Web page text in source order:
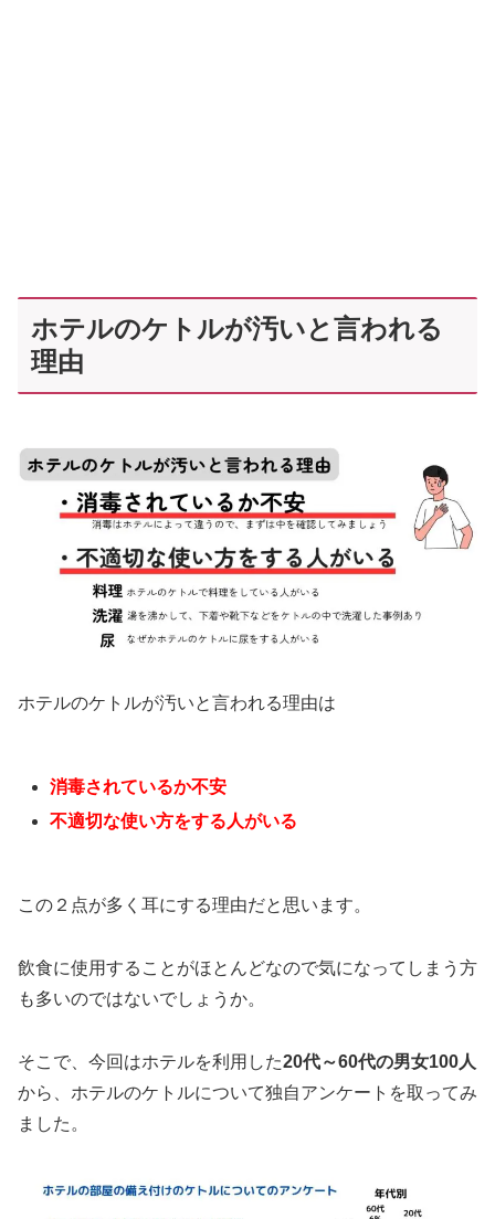
ホテルのケトルが汚いと言われる
理由
ホテルのケトルが汚いと言われる理由は
消毒されているか不安
不適切な使い方をする人がいる
この２点が多く耳にする理由だと思います。
飲食に使用することがほとんどなので気になってしまう方
も多いのではないでしょうか。
そこで、今回はホテルを利用した20代～60代の男女100人
から、ホテルのケトルについて独自アンケートを取ってみ
ました。